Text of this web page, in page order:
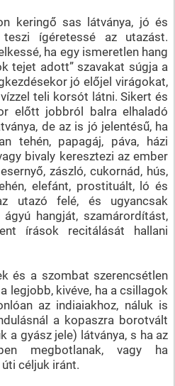
keringő sas látványa, jó és
ígéretessé az utazást.
ha egy ismeretlen hang
tejet adott” szavakat súgja a
jó előjel virágokat,
teli korsót látni. Sikert és
előtt jobbról balra elhaladó
de az is jó jelentésű, ha
tehén, papagáj, páva, házi
bivaly keresztezi az ember
zászló, cukornád, hús,
elefánt, prostituált, ló és
utazó felé, és ugyancsak
hangját, szamárordítást,
írások recitálását hallani
és a szombat szerencsétlen
legjobb, kivéve, ha a csillagok
az indiaiakhoz, náluk is
a kopaszra borotvált
a gyász jele) látványa, s ha az
megbotlanak, vagy ha
céljuk iránt.